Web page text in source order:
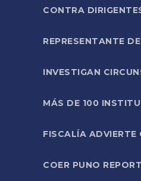
CONTRA
REPRESENTANTE
INVESTIGAN
MÁS DE 100
FISCALÍA
COER PUNO